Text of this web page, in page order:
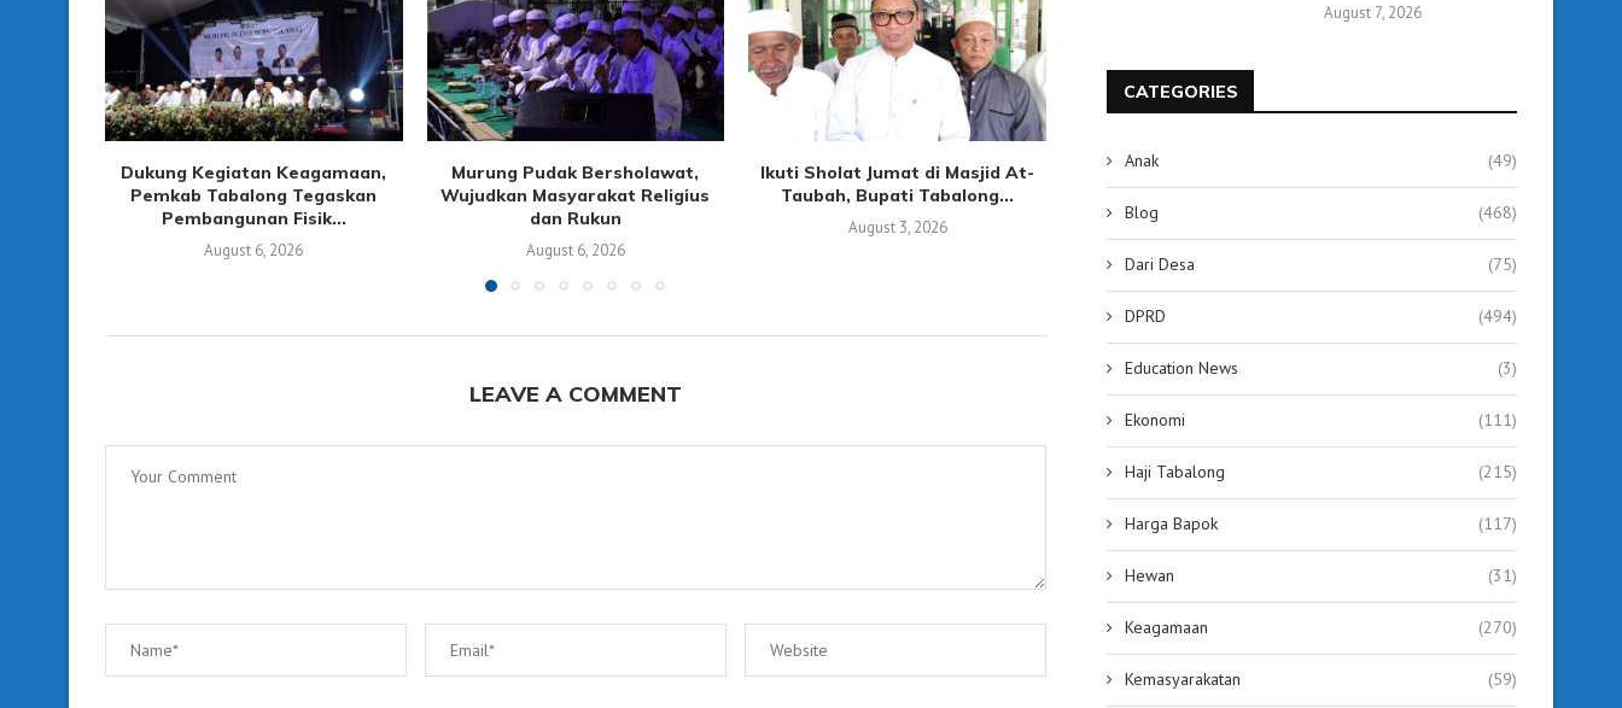
Dukung Kegiatan Keagamaan,
Pemkab Tabalong Tegaskan
Pembangunan Fisik...
August 6, 2026
Murung Pudak Bersholawat,
Wujudkan Masyarakat Religius
dan Rukun
August 6, 2026
Ikuti Sholat Jumat di Masjid At-
Taubah, Bupati Tabalong...
August 3, 2026
Warga Kelurahan Agung Gelar
Burdah Keliling, Panjatkan Doa...
Belajar Alquran Tak
Usia, 13 Ibu-Ibu
July 17, 2026
LEAVE A COMMENT
August 7, 2026
CATEGORIES
Anak (49)
Blog (468)
Dari Desa (75)
DPRD (494)
Education News (3)
Ekonomi (111)
Haji Tabalong (215)
Harga Bapok (117)
Hewan (31)
Keagamaan (270)
Kemasyarakatan (59)